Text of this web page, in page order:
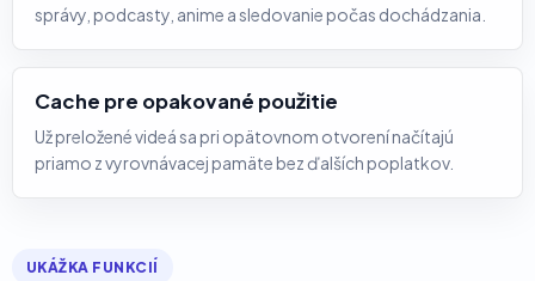
správy, podcasty, anime a sledovanie počas dochádzania.
Cache pre opakované použitie
Už preložené videá sa pri opätovnom otvorení načítajú
priamo z vyrovnávacej pamäte bez ďalších poplatkov.
UKÁŽKA FUNKCIÍ